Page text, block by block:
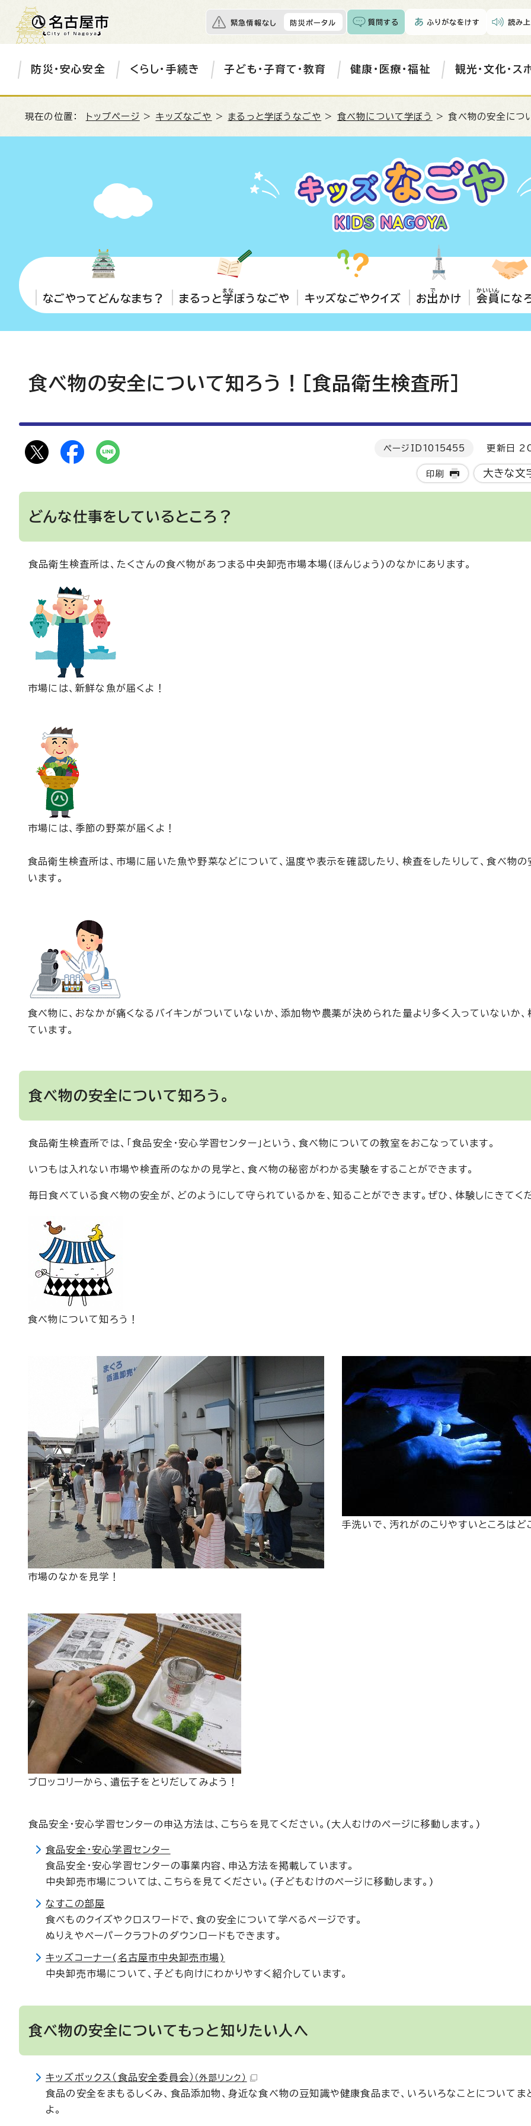
緊急情報なし 防災ポータル 質問する ふりがなをけす 読み
防災・安心安全 くらし・手続き 子ども・子育て・教育 健康・医療・福祉 観光・文化・ス
現在の位置： トップページ > キッズなごや > まるっと学ぼうなごや > 食べ物について学ぼう > 食べ物の安全につ
なごやってどんなまち？ まるっと学
まな
ぼうなごや キッズなごやクイズ お出
で
かけ 会員
かいいん
にな
食べ物の安全について知ろう！［食品衛生検査所］
ページID 1015455 更新日
印刷 大きな文
どんな仕事をしているところ？
食品衛生検査所は、たくさんの食べ物があつまる中央卸売市場本場(ほんじょう)のなかにあります。
市場には、新鮮な魚が届くよ！
市場には、季節の野菜が届くよ！
食品衛生検査所は、市場に届いた魚や野菜などについて、温度や表示を確認したり、検査をしたりして、食べ物
います。
食べ物に、おなかが痛くなるバイキンがついていないか、添加物や農薬が決められた量より多く入っていないか
ています。
食べ物の安全について知ろう。
食品衛生検査所では、「食品安全・安心学習センター」という、食べ物についての教室をおこなっています。
いつもは入れない市場や検査所のなかの見学と、食べ物の秘密がわかる実験をすることができます。
毎日食べている食べ物の安全が、どのようにして守られているかを、知ることができます。ぜひ、体験しにきてく
食べ物について知ろう！
市場のなかを見学！
手洗いで、汚れがのこりやすいところはど
ブロッコリーから、遺伝子をとりだしてみよう！
食品安全・安心学習センターの申込方法は、こちらを見てください。(大人むけのページに移動します。)
食品安全・安心学習センター
食品安全・安心学習センターの事業内容、申込方法を掲載しています。
中央卸売市場については、こちらを見てください。(子どもむけのページに移動します。)
なすこの部屋
食べものクイズやクロスワードで、食の安全について学べるページです。
ぬりえやペーパークラフトのダウンロードもできます。
キッズコーナー(名古屋市中央卸売市場)
中央卸売市場について、子ども向けにわかりやすく紹介しています。
食べ物の安全についてもっと知りたい人へ
キッズボックス（食品安全委員会） （外部リンク）
食品の安全をまもるしくみ、食品添加物、身近な食べ物の豆知識や健康食品まで、いろいろなことについてま
よ。